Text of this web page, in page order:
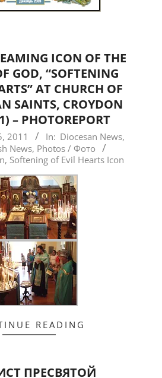
ICON OF THE
GOD, “SOFTENING
AT CHURCH OF
SAINTS, CROYDON
– PHOTOREPORT
2011 In: Diocesan News,
News, Photos / Фото
, Softening of Evil Hearts Icon
READING
ПРЕСВЯТОЙ